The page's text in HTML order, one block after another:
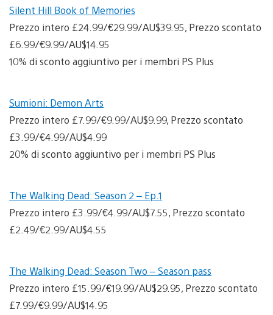
Silent Hill Book of Memories
Prezzo intero £24.99/€29.99/AU$39.95, Prezzo scontato
£6.99/€9.99/AU$14.95
10% di sconto aggiuntivo per i membri PS Plus
Sumioni: Demon Arts
Prezzo intero £7.99/€9.99/AU$9.99, Prezzo scontato
£3.99/€4.99/AU$4.99
20% di sconto aggiuntivo per i membri PS Plus
The Walking Dead: Season 2 – Ep.1
Prezzo intero £3.99/€4.99/AU$7.55, Prezzo scontato
£2.49/€2.99/AU$4.55
The Walking Dead: Season Two – Season pass
Prezzo intero £15.99/€19.99/AU$29.95, Prezzo scontato
£7.99/€9.99/AU$14.95